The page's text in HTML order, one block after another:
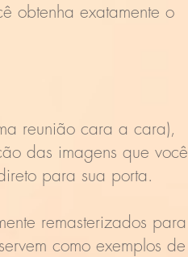
obtenha exatamente o
reunião cara a cara),
das imagens que você
para sua porta.
remasterizados para
como exemplos de